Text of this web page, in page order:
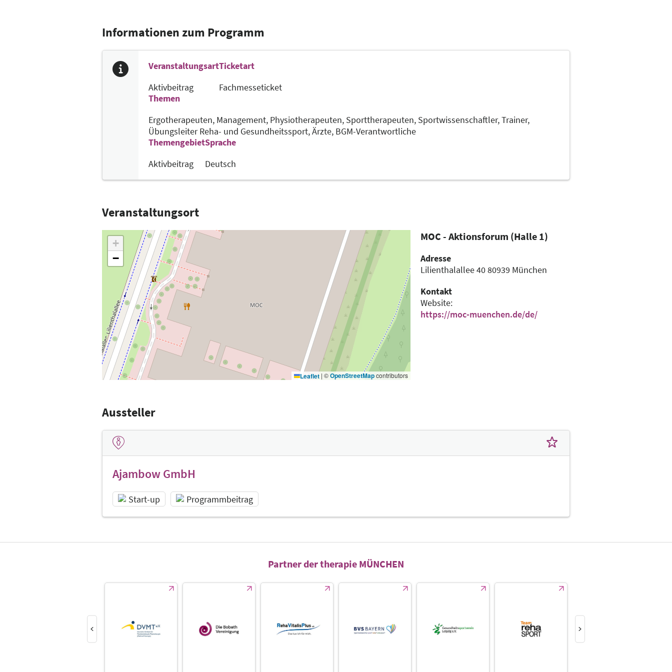
Informationen zum Programm
Veranstaltungsart
Aktivbeitrag
Ticketart
Fachmesseticket
Themen
Ergotherapeuten, Management, Physiotherapeuten, Sporttherapeuten, Sportwissenschaftler,Trainer,
Übungsleiter Reha- und Gesundheitssport,Ärzte, BGM-Verantwortliche
Themengebiet
Aktivbeitrag
Sprache
Deutsch
Veranstaltungsort
+
−
Leaflet | ©OpenStreetMapcontributors
MOC - Aktionsforum (Halle 1)
Adresse
Lilienthalallee 4080939 München
Kontakt
Website:
https://moc-muenchen.de/de/
Aussteller
Ajambow GmbH
Start-up Programmbeitrag
Partner der therapie MÜNCHEN